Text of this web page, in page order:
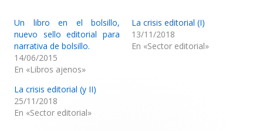
Un libro en el bolsillo,
nuevo sello editorial para
narrativa de bolsillo.
14/06/2015
En «Libros ajenos»
La crisis editorial (I)
13/11/2018
En «Sector editorial»
La crisis editorial (y II)
25/11/2018
En «Sector editorial»